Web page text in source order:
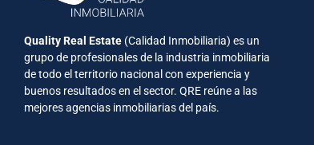
Quality Real Estate (Calidad Inmobiliaria) es un
grupo de profesionales de la industria inmobiliaria
de todo el territorio nacional con experiencia y
buenos resultados en el sector. QRE reúne a las
mejores agencias inmobiliarias del país.